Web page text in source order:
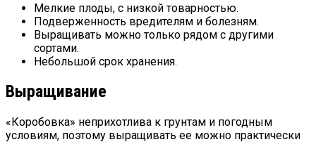
Мелкие плоды, с низкой товарностью.
Подверженность вредителям и болезням.
Выращивать можно только рядом с другими
сортами.
Небольшой срок хранения.
Выращивание
«Коробовка» неприхотлива к грунтам и погодным
условиям, поэтому выращивать ее можно практически